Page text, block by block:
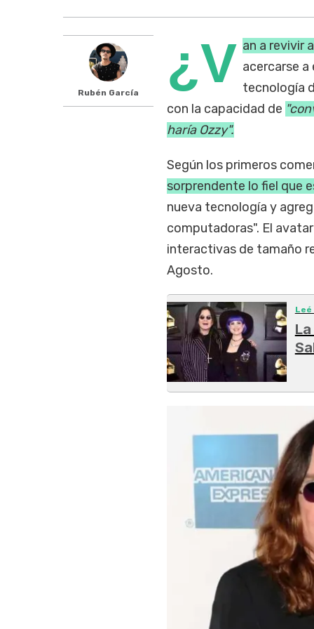
Rubén García ¿V an a revivir
acercarse a
tecnología
con la capacidad de
haría Ozzy".
Según los primeros
sorprendente lo fiel que
nueva tecnología y
computadoras". El
interactivas de tamaño
Agosto.